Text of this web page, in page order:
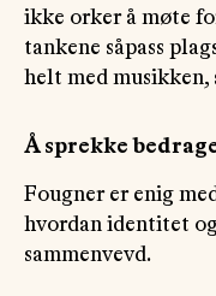
ikke orker å møte
tankene såpass
helt med musikken,
Å sprekke
Fougner er enig
hvordan identitet
sammenvevd.